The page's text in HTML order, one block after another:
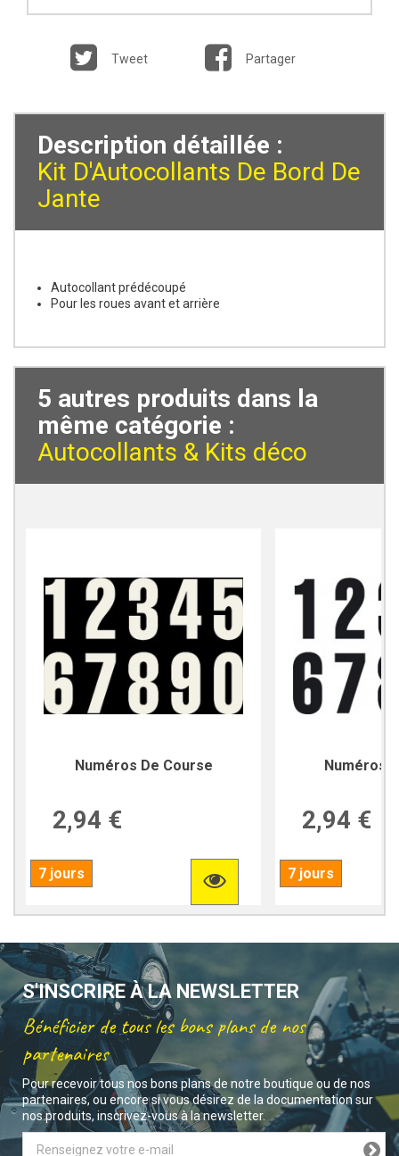
Tweet Partager
Description détaillée :
Kit D'Autocollants De Bord De
Jante
Autocollant prédécoupé
Pour les roues avant et arrière
5 autres produits dans la
même catégorie :
Autocollants & Kits déco
Numéros De Course
2,94 €
7 jours
Numéros
2,94 €
7 jours
S'INSCRIRE À LA NEWSLETTER
Bénéficier de tous les bons plans de nos
partenaires
Pour recevoir tous nos bons plans de notre boutique ou de nos
partenaires, ou encore si vous désirez de la documentation sur
nos produits, inscrivez-vous à la newsletter.